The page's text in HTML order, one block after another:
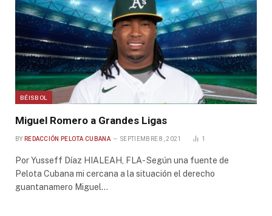
BÉISBOL
Miguel Romero a Grandes Ligas
BY REDACCIÓN PELOTA CUBANA SEPTIEMBRE 8, 2021 1
Por Yusseff Díaz HIALEAH, FLA- Según una fuente de
Pelota Cubana mi cercana a la situación el derecho
guantanamero Miguel…